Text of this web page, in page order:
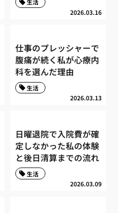
2026.03.16
生活
仕事のプレッシャーで
腹痛が続く私が心療内
科を選んだ理由
2026.03.13
生活
日曜退院で入院費が確
定しなかった私の体験
と後日清算までの流れ
2026.03.09
生活